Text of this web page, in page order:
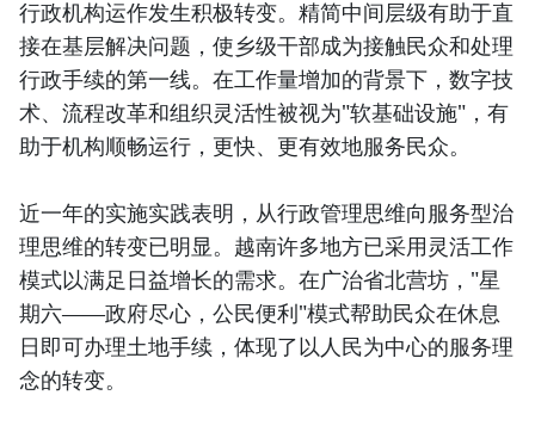
行政机构运作发生积极转变。精简中间层级有助于直
接在基层解决问题，使乡级干部成为接触民众和处理
行政手续的第一线。在工作量增加的背景下，数字技
术、流程改革和组织灵活性被视为"软基础设施"，有
助于机构顺畅运行，更快、更有效地服务民众。
近一年的实施实践表明，从行政管理思维向服务型治
理思维的转变已明显。越南许多地方已采用灵活工作
模式以满足日益增长的需求。在广治省北营坊，"星
期六——政府尽心，公民便利"模式帮助民众在休息
日即可办理土地手续，体现了以人民为中心的服务理
念的转变。